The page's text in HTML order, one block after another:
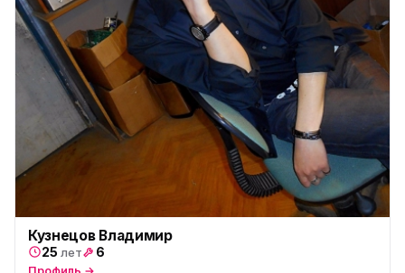
ю
Юмедиа в Купчино
ул. Будапештская, 87-3
Юмедиа Сервис в Колпино
ул. Тверская 60, Колпино
ю
Юмедиа во Всеволожске
пр. Христиновский 28, Всеволожск
Кузнецов Владимир
25 лет 6